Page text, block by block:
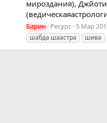
мироздания),
Барин Ресурс 5 Мар
шабда шаастра
шива